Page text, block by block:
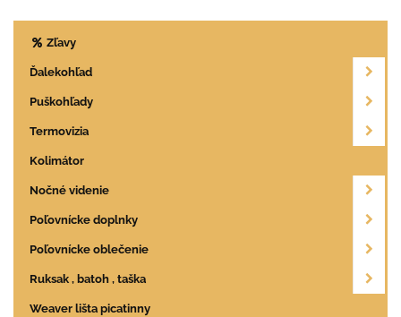
Zľavy
Ďalekohľad
Puškohľady
Termovizia
Kolimátor
Nočné videnie
Poľovnícke doplnky
Poľovnícke oblečenie
Ruksak , batoh , taška
Weaver lišta picatinny